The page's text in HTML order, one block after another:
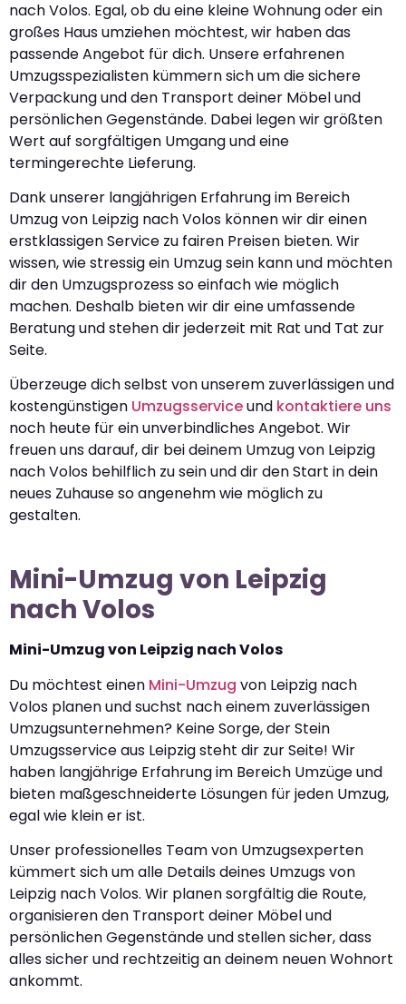
nach Volos. Egal, ob du eine kleine Wohnung oder ein
großes Haus umziehen möchtest, wir haben das
passende Angebot für dich. Unsere erfahrenen
Umzugsspezialisten kümmern sich um die sichere
Verpackung und den Transport deiner Möbel und
persönlichen Gegenstände. Dabei legen wir größten
Wert auf sorgfältigen Umgang und eine
termingerechte Lieferung.
Dank unserer langjährigen Erfahrung im Bereich
Umzug von Leipzig nach Volos können wir dir einen
erstklassigen Service zu fairen Preisen bieten. Wir
wissen, wie stressig ein Umzug sein kann und möchten
dir den Umzugsprozess so einfach wie möglich
machen. Deshalb bieten wir dir eine umfassende
Beratung und stehen dir jederzeit mit Rat und Tat zur
Seite.
Überzeuge dich selbst von unserem zuverlässigen und
kostengünstigen Umzugsserviceund kontaktiere uns
noch heute für ein unverbindliches Angebot. Wir
freuen uns darauf, dir bei deinem Umzug von Leipzig
nach Volos behilflich zu sein und dir den Start in dein
neues Zuhause so angenehm wie möglich zu
gestalten.
Mini-Umzug von Leipzig
nach Volos
Mini-Umzug von Leipzig nach Volos
Du möchtest einen Mini-Umzug von Leipzig nach
Volos planen und suchst nach einem zuverlässigen
Umzugsunternehmen? Keine Sorge, der Stein
Umzugsservice aus Leipzig steht dir zur Seite! Wir
haben langjährige Erfahrung im Bereich Umzüge und
bieten maßgeschneiderte Lösungen für jeden Umzug,
egal wie klein er ist.
Unser professionelles Team von Umzugsexperten
kümmert sich um alle Details deines Umzugs von
Leipzig nach Volos. Wir planen sorgfältig die Route,
organisieren den Transport deiner Möbel und
persönlichen Gegenstände und stellen sicher, dass
alles sicher und rechtzeitig an deinem neuen Wohnort
ankommt.